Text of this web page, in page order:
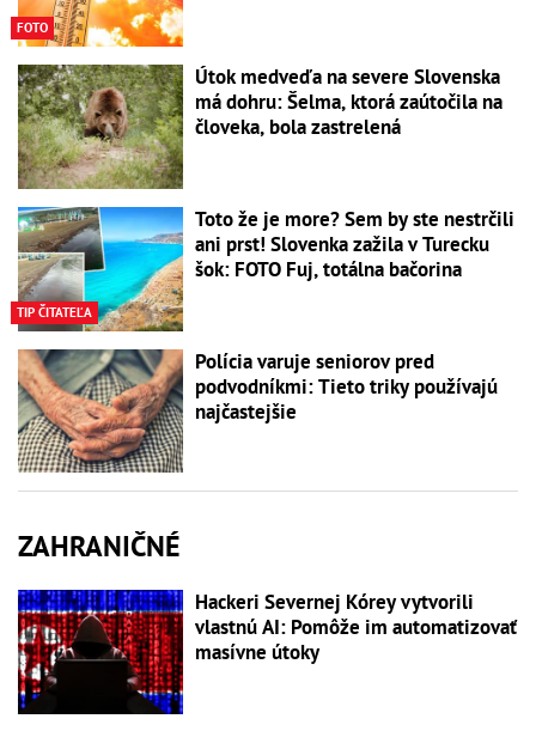
FOTO
Útok medveďa na severe Slovenska
má dohru: Šelma, ktorá zaútočila na
človeka, bola zastrelená
TIP ČITATEĽA
Toto že je more? Sem by ste nestrčili
ani prst! Slovenka zažila v Turecku
šok: FOTO Fuj, totálna bačorina
Polícia varuje seniorov pred
podvodníkmi: Tieto triky používajú
najčastejšie
ZAHRANIČNÉ
Hackeri Severnej Kórey vytvorili
vlastnú AI: Pomôže im automatizovať
masívne útoky